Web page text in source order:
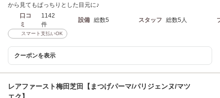
から見てもぱっちりとした目元に♪
口コ
ミ
1142
件
設備 総数5 スタッフ 総数5人
スマート支払いOK
クーポンを表示
レアファースト梅田芝田【まつげパーマ/パリジェンヌ/マツ